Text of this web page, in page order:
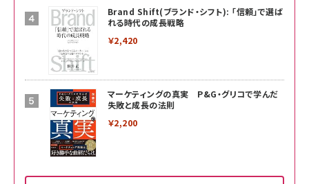
Brand Shift(ブランド・シフト): 「信頼」で選ば
れる時代の成長戦略
￥2,420
マーケティングの真実 P&G・グリコで学んだ
失敗と成長の法則
￥2,200